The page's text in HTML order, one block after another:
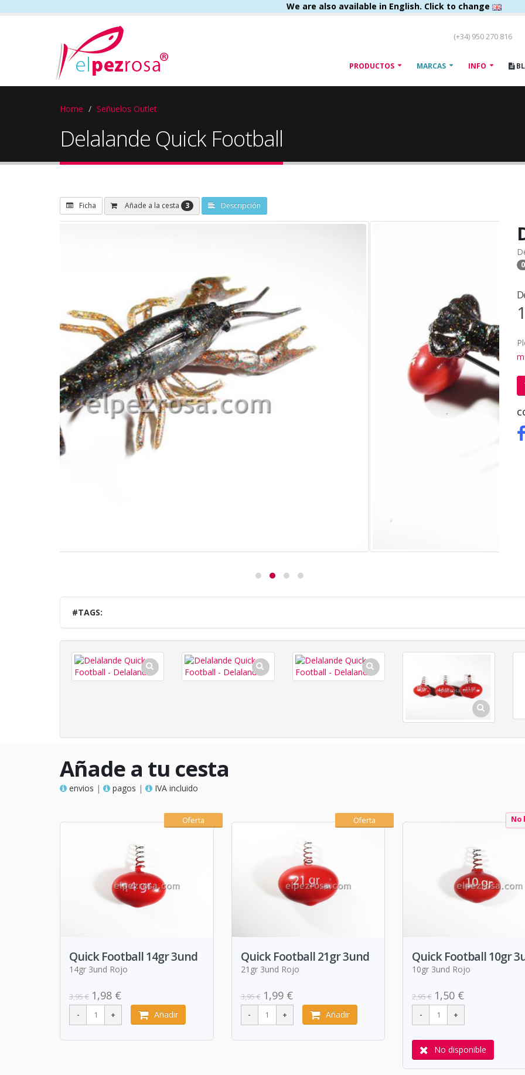
We are also available in English. Click to change
(+34) 950 270 816
PRODUCTOS MARCAS INFO
Home Señuelos Outlet
Delalande Quick Football
Ficha Añade a la cesta 3 Descripción
0
#TAGS:
Añade a tu cesta
envios | pagos | IVA incluido
Oferta
Quick Football 14gr 3und
14gr 3und Rojo
3,95 € 1,98 €
Añadir
Oferta
Quick Football 21gr 3und
21gr 3und Rojo
3,95 € 1,99 €
Añadir
No
Quick Football 10gr
10gr 3und Rojo
2,95 € 1,50 €
No disponible